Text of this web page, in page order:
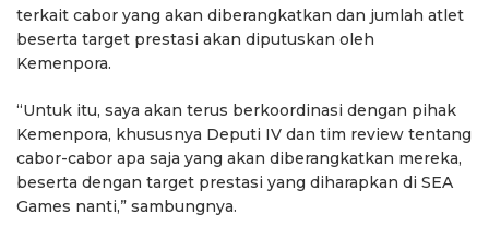
terkait cabor yang akan diberangkatkan dan jumlah atlet
beserta target prestasi akan diputuskan oleh
Kemenpora.
“Untuk itu, saya akan terus berkoordinasi dengan pihak
Kemenpora, khususnya Deputi IV dan tim review tentang
cabor-cabor apa saja yang akan diberangkatkan mereka,
beserta dengan target prestasi yang diharapkan di SEA
Games nanti,” sambungnya.